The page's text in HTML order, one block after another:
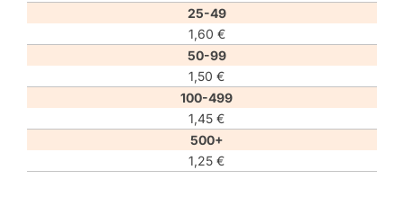
25-49
1,60 €
50-99
1,50 €
100-499
1,45 €
500+
1,25 €